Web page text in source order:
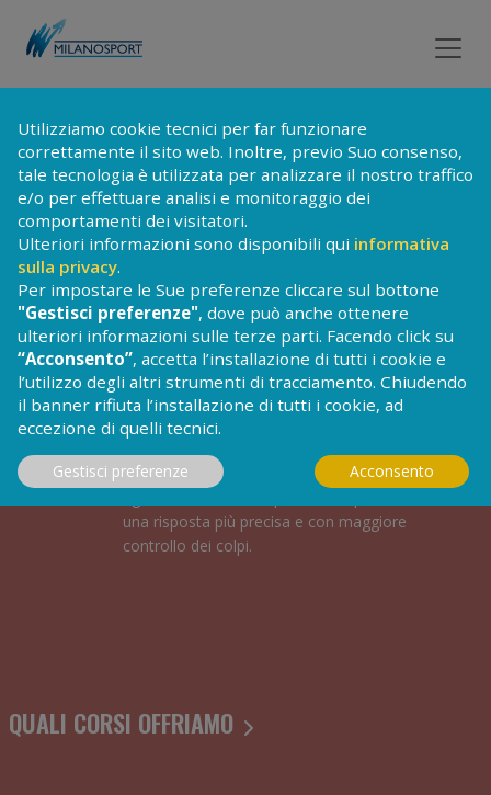
TORNA ALLA LISTA DEI CORSI
CORSI DIPADEL
Il Padel è uno sport simile al tennis ma
con alcune caratteristiche different
pratica a coppie.
Ciò che caratterizza
questo sport è un’area di campo
rettangolare più piccola rispetto al tennis e
più gestibile perché protetta
prevalentemente da pareti che evitano la
racchetta è in piena copertura del piatto
una risposta più precisa e con maggiore
controllo dei colpi.
QUALI CORSI OFFRIAMO
Utilizziamo cookie tecnici per far funzionare
correttamente il sito web. Inoltre, previo Suo consenso,
tale tecnologia è utilizzata per analizzare il nostro traffico
e/o per effettuare analisi e monitoraggio dei
comportamenti dei visitatori.
Ulteriori informazioni sono disponibili qui informativa
sulla privacy.
Per impostare le Sue preferenze cliccare sul bottone
"Gestisci preferenze", dove può anche ottenere
ulteriori informazioni sulle terze parti. Facendo click su
“Acconsento”, accetta l’installazione di tutti i cookie e
l’utilizzo degli altri strumenti di tracciamento. Chiudendo
il banner rifiuta l’installazione di tutti i cookie, ad
eccezione di quelli tecnici.
Gestisci preferenze Acconsento